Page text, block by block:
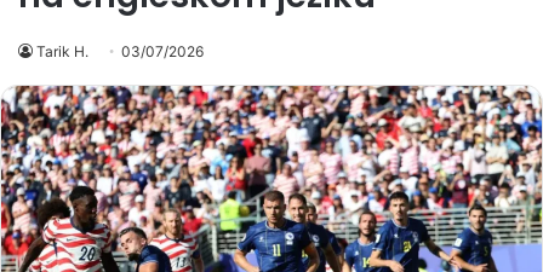
Tarik H. 03/07/2026